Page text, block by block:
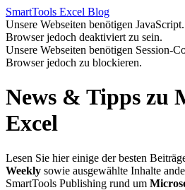
SmartTools Excel Blog
Unsere Webseiten benötigen
Browser jedoch deaktiviert zu sein.
Unsere Webseiten benötigen Session-
Browser jedoch zu blockieren.
News & Tipps zu
Excel
Lesen Sie hier einige der besten
Weekly sowie ausgewählte Inhalte
SmartTools Publishing rund um